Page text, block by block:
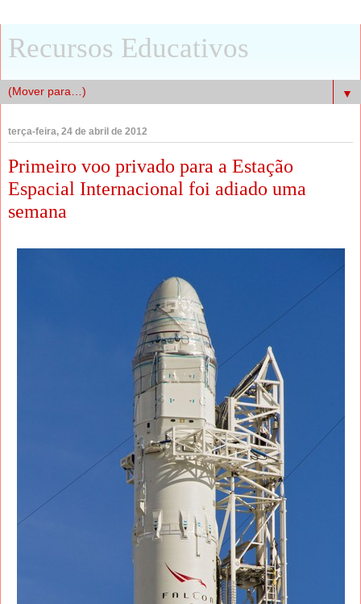
Recursos Educativos
▼
terça-feira, 24 de abril de 2012
Primeiro voo privado para a Estação
Espacial Internacional foi adiado uma
semana